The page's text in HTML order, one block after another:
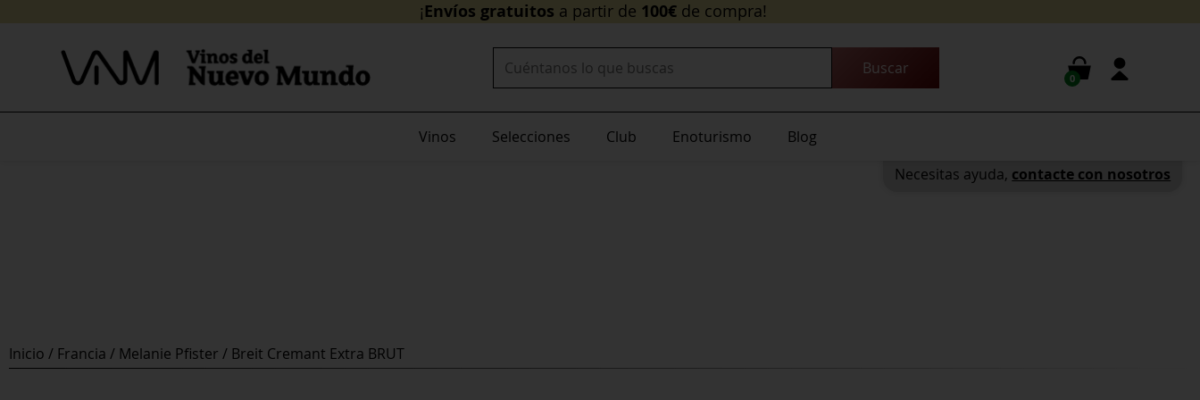
¡Envíos gratuitos
0
Vinos Selecciones Club Enoturismo Blog
Inicio / Francia / Melanie Pfister / Breit Cremant Extra BRUT
Necesitas ayuda, contacte con nosotros